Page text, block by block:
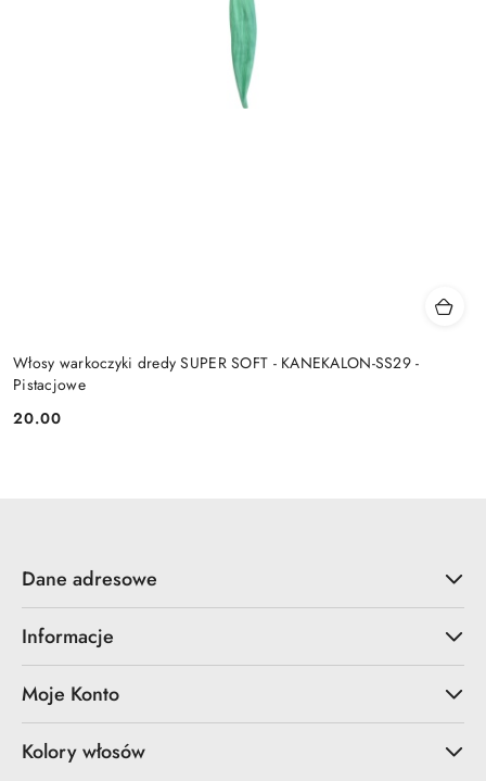
Włosy warkoczyki dredy SUPER SOFT - KANEKALON-SS29 -
Pistacjowe
Cena:
20.00
Dane adresowe
Informacje
Moje Konto
Kolory włosów